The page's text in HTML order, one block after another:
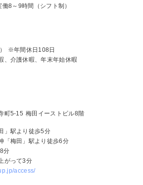
8～9時間（シフト制）
※年間休日108日
、介護休暇、年末年始休暇
町5-15 梅田イーストビル8階
」駅より徒歩5分
「梅田」駅より徒歩6分
分
がって3分
access/